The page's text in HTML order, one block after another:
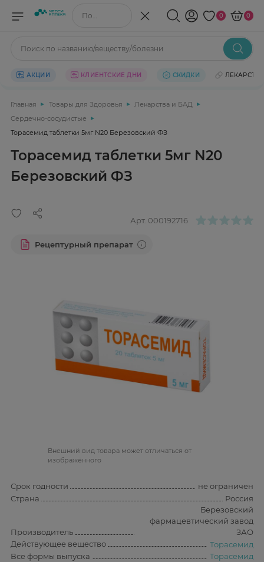
Поиск по названию/веществу 0 0
Поиск по названию/веществу/болезни
АКЦИИ КЛИЕНТСКИЕ ДНИ СКИДКИ ЛЕКАРСТВА
Главная Товары для Здоровья
Лекарства и БАД
Сердечно-сосудистые
Торасемид таблетки 5мг N20 Березовский ФЗ
Торасемид таблетки 5мг N20
Березовский ФЗ
Арт. 000192716
Рецептурный препарат
Bнешний вид товара может отличаться от
изображённого
Срок годности
не ограничен
Страна
Россия
Производитель
Березовский
фармацевтический завод
ЗАО
Действующее вещество
Торасемид
Все формы выпуска
Торасемид